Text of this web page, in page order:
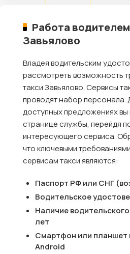
Работа
Завьялово
Владея водительским
рассмотреть возможность
такси Завьялово. Сервисы
проводят набор персонала.
доступных предложениях
странице службы, перейдя
интересующего сервиса.
что ключевыми
сервисам такси являются:
Паспорт РФ или СНГ
Водительское
Наличие
лет
Смартфон или планшет
Android